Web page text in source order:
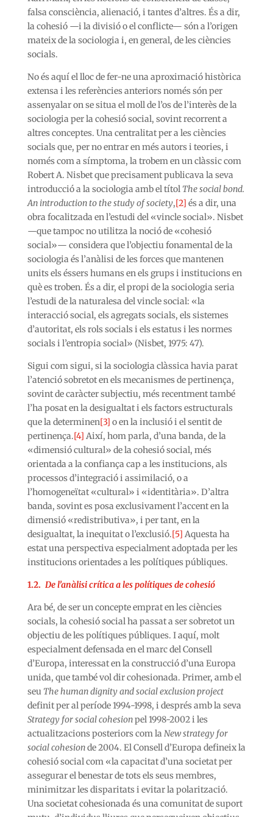
falsa consciència, alienació, i tantes d’altres. És a dir,
la cohesió —i la divisió o el conflicte— són a l’origen
mateix de la sociologia i, en general, de les ciències
socials.
No és aquí el lloc de fer-ne una aproximació històrica
extensa i les referències anteriors només són per
assenyalar on se situa el moll de l’os de l’interès de la
sociologia per la cohesió social, sovint recorrent a
altres conceptes. Una centralitat per a les ciències
socials que, per no entrar en més autors i teories, i
només com a símptoma, la trobem en un clàssic com
Robert A. Nisbet que precisament publicava la seva
introducció a la sociologia amb el títol The social bond.
An introduction to the study of society,[2] és a dir, una
obra focalitzada en l’estudi del «vincle social». Nisbet
—que tampoc no utilitza la noció de «cohesió
social»— considera que l’objectiu fonamental de la
sociologia és l’anàlisi de les forces que mantenen
units els éssers humans en els grups i institucions en
què es troben. És a dir, el propi de la sociologia seria
l’estudi de la naturalesa del vincle social: «la
interacció social, els agregats socials, els sistemes
d’autoritat, els rols socials i els estatus i les normes
socials i l’entropia social» (Nisbet, 1975: 47).
Sigui com sigui, si la sociologia clàssica havia parat
l’atenció sobretot en els mecanismes de pertinença,
sovint de caràcter subjectiu, més recentment també
l’ha posat en la desigualtat i els factors estructurals
que la determinen[3] o en la inclusió i el sentit de
pertinença.[4] Així, hom parla, d’una banda, de la
«dimensió cultural» de la cohesió social, més
orientada a la confiança cap a les institucions, als
processos d’integració i assimilació, o a
l’homogeneïtat «cultural» i «identitària». D’altra
banda, sovint es posa exclusivament l’accent en la
dimensió «redistributiva», i per tant, en la
desigualtat, la inequitat o l’exclusió.[5] Aquesta ha
estat una perspectiva especialment adoptada per les
institucions orientades a les polítiques públiques.
1.2. De l’anàlisi crítica a les polítiques de cohesió
Ara bé, de ser un concepte emprat en les ciències
socials, la cohesió social ha passat a ser sobretot un
objectiu de les polítiques públiques. I aquí, molt
especialment defensada en el marc del Consell
d’Europa, interessat en la construcció d’una Europa
unida, que també vol dir cohesionada. Primer, amb el
seu The human dignity and social exclusion project
definit per al període 1994-1998, i després amb la seva
Strategy for social cohesionpel 1998-2002 i les
actualitzacions posteriors com la New strategy for
social cohesionde 2004. El Consell d’Europa defineix la
cohesió social com «la capacitat d’una societat per
assegurar el benestar de tots els seus membres,
minimitzar les disparitats i evitar la polarització.
Una societat cohesionada és una comunitat de suport